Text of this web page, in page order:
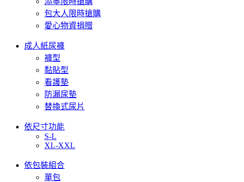
包大人限時搶購
愛心物資捐贈
成人紙尿褲
褲型
黏貼型
看護墊
防漏尿墊
替換式尿片
依尺寸功能
S-L
XL-XXL
依包裝組合
單包